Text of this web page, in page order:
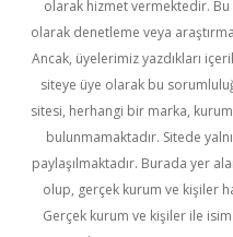
olarak hizmet vermektedir.
olarak denetleme veya
Ancak, üyelerimiz yazdıkları
siteye üye olarak bu
sitesi, herhangi bir marka,
bulunmamaktadır. Sitede
paylaşılmaktadır. Burada yer
olup, gerçek kurum ve kişiler
Gerçek kurum ve kişiler ile